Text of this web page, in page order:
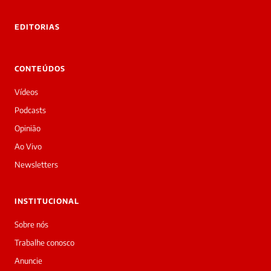
Bom
dia!
Sou
a
daqui
do
Prime.
Thiago
Terra
acabou
de
cobrir
EDITORIAS
CONTEÚDOS
Vídeos
Podcasts
Opinião
Ao Vivo
Newsletters
INSTITUCIONAL
Sobre nós
Trabalhe conosco
Anuncie